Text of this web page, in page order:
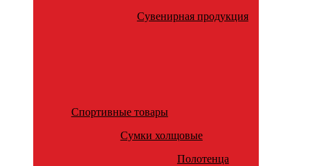
Сувенирная продукция
Спортивные товары
Сумки холщовые
Полотенца